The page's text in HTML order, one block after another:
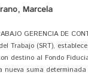
Marcela
GERENCIA DE
Trabajo (SRT),
destino al Fondo
nueva suma